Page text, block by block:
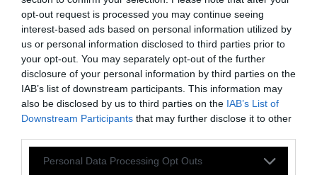
opt-out request is processed you may continue seeing
interest-based ads based on personal information utilized by
us or personal information disclosed to third parties prior to
your opt-out. You may separately opt-out of the further
disclosure of your personal information by third parties on the
IAB’s list of downstream participants. This information may
also be disclosed by us to third parties on the IAB’s List of
Downstream Participants that may further disclose it to other
Personal Data Processing Opt Outs
την υγεία και την ασθένεια.
Η ΦΟΡΕΣΙΑ ΦΡΙΝΤΑ: Δες από κοντά τη
βελούδινη φούστα, τη μπλούζα με τα
εντυπωσιακά κεντήματα, τον χαρακτηριστικό
κότσο με τα λουλούδια και τις πολύχρωμες
κορδέλες, και τις ενδυματολογικές επιλογές
της Φρίντα.
ΑΙΘΟΥΣΑ ΕΜΒΥΘΙΣΗΣ/IMMERSIVE